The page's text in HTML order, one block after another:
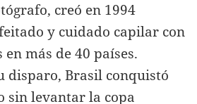
creó en 1994
y cuidado capilar con
más de 40 países.
disparo, Brasil conquistó
sin levantar la copa